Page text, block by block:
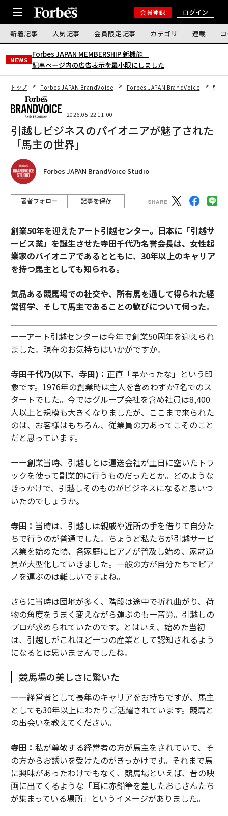
会員登録 ログイン
新着記事 人気記事 会員限定記事 カテゴリ 連載
NEWS
Forbes JAPAN MEMBERSHIP 新機能｜
記事ページ内の広告表示を最小限にしました
トップ Forbes JAPAN BrandVoice Forbes JAPAN BrandVoice 引越
2026.05.22 11:00
引越しビジネスのパイオニアが魅了された
「馬主の世界」
Forbes JAPAN BrandVoice Studio
著者フォロー 記事を保存
創業50年を迎えたアート引越センター。日本に「引越サ
ービス業」を誕生させた寺田千代乃名誉会長は、女性起
業家のパイオニアであるとともに、30年以上のキャリア
を持つ馬主としても知られる。
気品ある競馬場での社交や、所有馬を通して得られた経
営哲学、そして馬主であることの歓びについて伺った。
ーーアート引越センターは今年で創業50周年を迎えられ
ました。現在のお気持ちはいかがですか。
寺田千代乃(以下、寺田)： 正直「早かったな」という印
象です。1976年の創業時は主人を含めわずか7名でのス
タートでした。今ではグループ会社を含め社員は8,400
人以上と規模も大きくなりましたが、ここまで来られた
のは、お客様はもちろん、従業員の力あってこそのこと
だと思っています。
ーー創業当時、引越しとは運送会社が土日に空いたトラ
ックを使って副業的に行うものだったとか。どのような
きっかけで、引越しそのものがビジネスになると思いつ
いたのでしょうか。
寺田： 当時は、引越しは親戚や近所の手を借りて自分た
ちで行うのが普通でした。ちょうど私たちが引越サービ
ス業を始めた頃、各家庭にピアノが普及し始め、家財道
具が大型化していきました。一般の方が自分たちでピア
ノを運ぶのは難しいですよね。
さらに当時は団地が多く、階段は途中で折れ曲がり、荷
物の角度をうまく変えながら運ぶのも一苦労。引越しの
プロが求められていたのです。とはいえ、始めた当初
は、引越しがこれほど一つの産業として認知されるよう
になるとは思いませんでしたね。
競馬場の美しさに驚いた
ーー経営者として長年のキャリアをお持ちですが、馬主
としても30年以上にわたりご活躍されています。競馬と
の出会いを教えてください。
寺田： 私が尊敬する経営者の方が馬主をされていて、そ
の方からお誘いを受けたのがきっかけです。それまで馬
に興味があったわけでもなく、競馬場といえば、昔の映
画に出てくるような「耳に赤鉛筆を差したおじさんたち
が集まっている場所」というイメージがありました。